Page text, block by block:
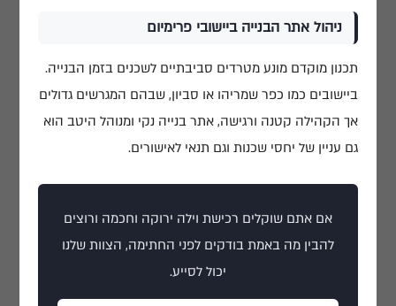
ניהול אתר הבנייה ביישובי פרימיום
תכנון מוקדם מונע מטרדים סביבתיים לשכנים בזמן הבנייה.
ביישובים כמו כפר שמריהו או סביון, שבהם המגרשים גדולים
אך הקהילה קטנה ורגישה, אתר בנייה נקי ומנוהל היטב הוא
גם עניין של יחסי שכנות וגם תנאי לאישורים.
אם אתם שוקלים רכישת וילה ירוקה וחכמה ורוצים
להבין מה באמת בודקים לפני החתימה, הצוות שלנו
יכול לסייע.